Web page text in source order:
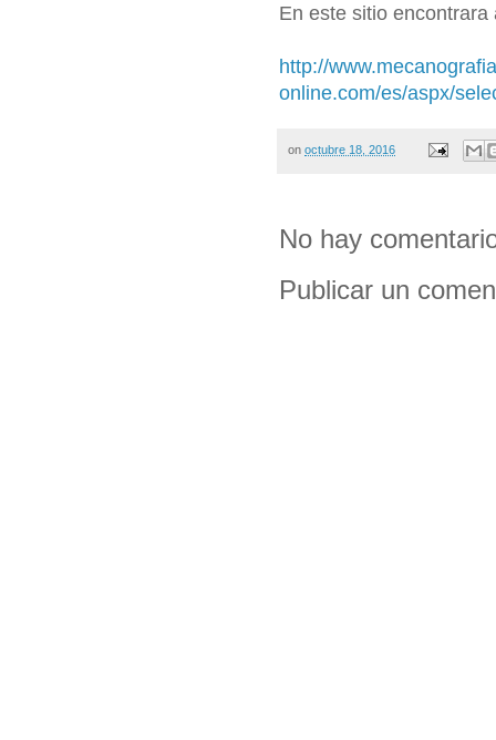
En este sitio
http://
online.com/es/aspx/
on octubre 18, 2016
No hay
Publicar un